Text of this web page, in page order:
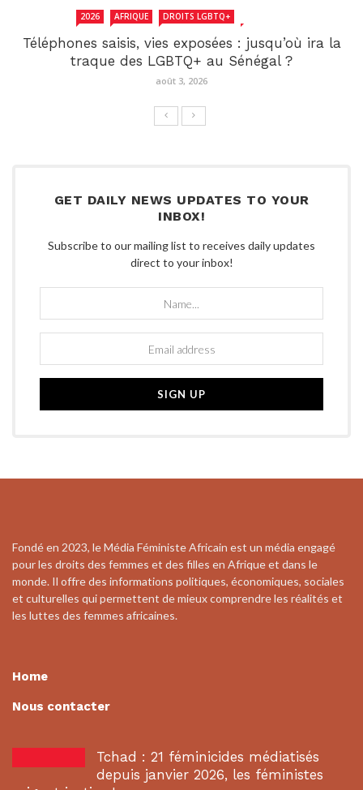
2026 AFRIQUE DROITS LGBTQ+
Téléphones saisis, vies exposées : jusqu’où ira la
traque des LGBTQ+ au Sénégal ?
août 3, 2026
GET DAILY NEWS UPDATES TO YOUR
INBOX!
Subscribe to our mailing list to receives daily updates
direct to your inbox!
Fondé en 2023, le Média Féministe Africain est un média engagé
pour les droits des femmes et des filles en Afrique et dans le
monde. Il offre des informations politiques, économiques, sociales
et culturelles qui permettent de mieux comprendre les réalités et
les luttes des femmes africaines.
Home
Nous contacter
Tchad : 21 féminicides médiatisés
depuis janvier 2026, les féministes